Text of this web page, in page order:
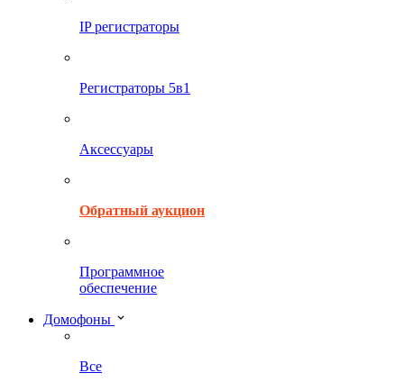
IP регистраторы
Регистраторы 5в1
Аксессуары
Обратный аукцион
Программное
обеспечение
Домофоны
Все